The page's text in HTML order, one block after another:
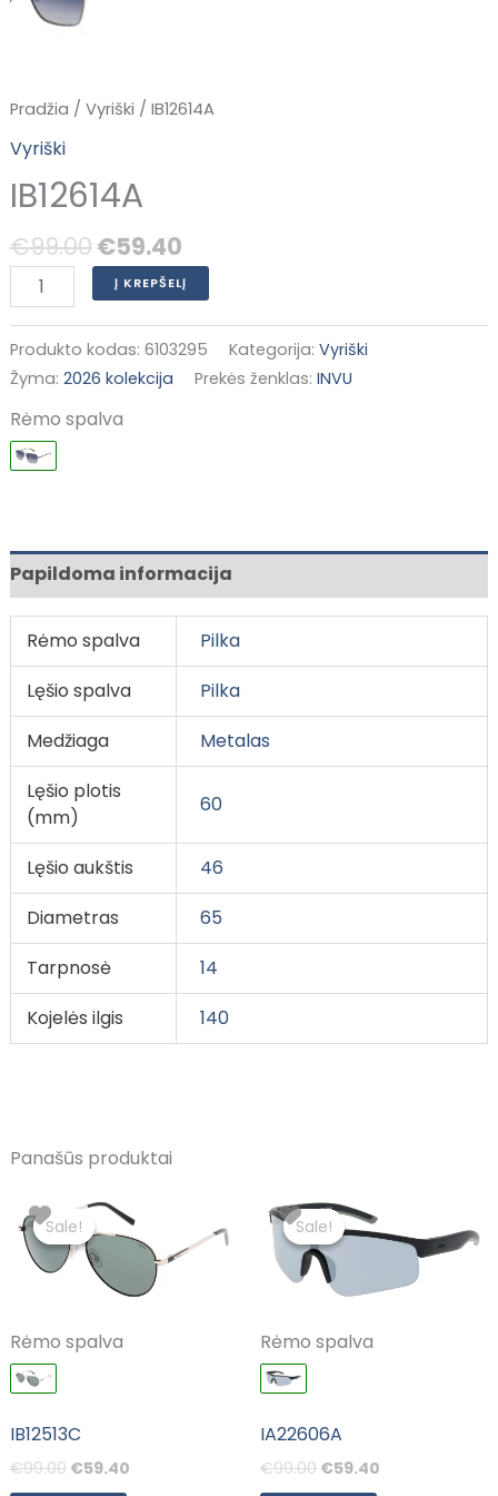
Pradžia / Vyriški / IB12614A
Vyriški
IB12614A
€99.00 €59.40
Į KREPŠELĮ
Produkto kodas: 6103295 Kategorija: Vyriški
Žyma: 2026 kolekcija Prekės ženklas: INVU
Rėmo spalva
Papildoma informacija
Rėmo spalva
Pilka
Lęšio spalva
Pilka
Medžiaga
Metalas
Lęšio plotis
(mm)
60
Lęšio aukštis
46
Diametras
65
Tarpnosė
14
Kojelės ilgis
140
Panašūs produktai
Sale!
Sale!
Rėmo spalva
IB12513C
€99.00
price
was:
€99.00.
€59.40
price
is:
€59.40.
Sale!
Sale!
Rėmo spalva
IA22606A
€99.00
price
was:
€99.00.
€59.40
is:
€59.40.